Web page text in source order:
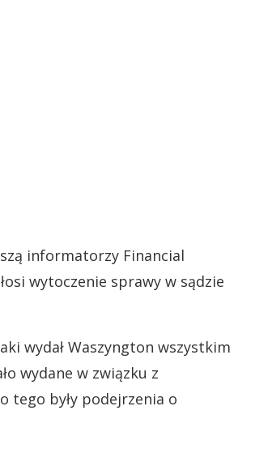
informatorzy Financial
wytoczenie sprawy w sądzie
wydał Waszyngton wszystkim
wydane w związku z
tego były podejrzenia o